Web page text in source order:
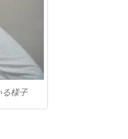
る様子